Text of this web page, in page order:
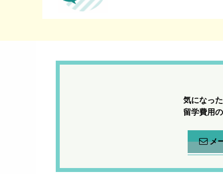
気になっ
留学費用
メ